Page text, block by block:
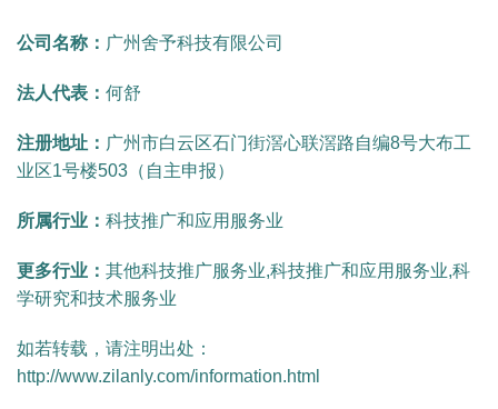
公司名称： 广州舍予科技有限公司
法人代表： 何舒
注册地址： 广州市白云区石门街滘心联滘路自编8号大布工
业区1号楼503（自主申报）
所属行业： 科技推广和应用服务业
更多行业： 其他科技推广服务业,科技推广和应用服务业,科
学研究和技术服务业
如若转载，请注明出处：
http://www.zilanly.com/information.html